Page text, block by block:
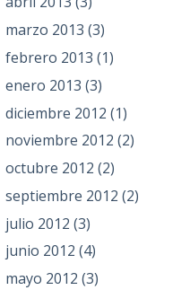
marzo 2013 (3)
febrero 2013 (1)
enero 2013 (3)
diciembre 2012 (1)
noviembre 2012 (2)
octubre 2012 (2)
septiembre 2012 (2)
julio 2012 (3)
junio 2012 (4)
mayo 2012 (3)